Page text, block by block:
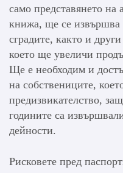
само представянето на
книжа, ще се извършва
сградите, както и
което ще увеличи
Ще е необходим и
на собствениците,
предизвикателство,
годините са
дейности.
Рисковете пред